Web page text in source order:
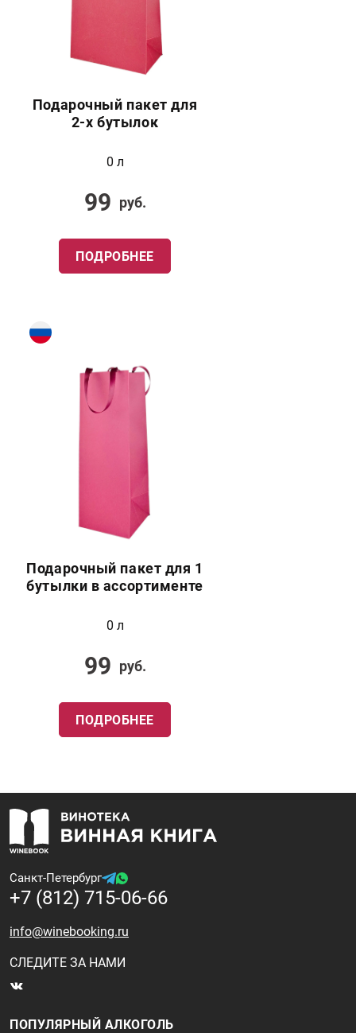
Подарочный пакет для
2-х бутылок
0 л
99 руб.
ПОДРОБНЕЕ
Подарочный пакет для 1
бутылки в ассортименте
0 л
99 руб.
ПОДРОБНЕЕ
Санкт-Петербург
+7 (812) 715-06-66
info@winebooking.ru
СЛЕДИТЕ ЗА НАМИ
ПОПУЛЯРНЫЙ АЛКОГОЛЬ